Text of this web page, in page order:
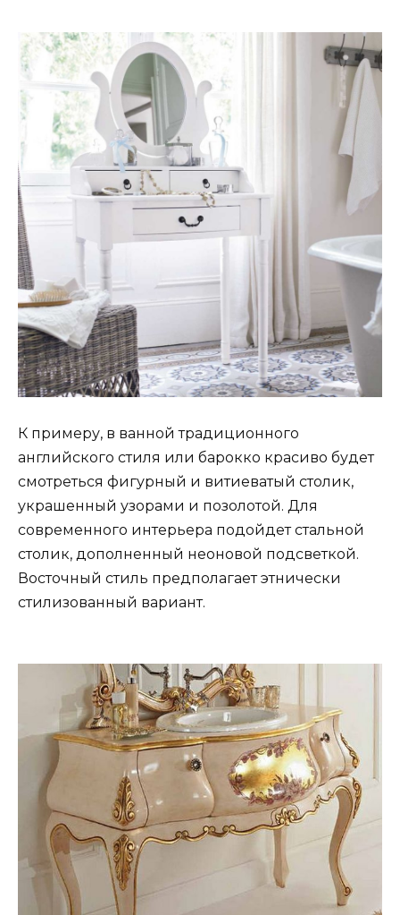
К примеру, в ванной традиционного
английского стиля или барокко красиво будет
смотреться фигурный и витиеватый столик,
украшенный узорами и позолотой. Для
современного интерьера подойдет стальной
столик, дополненный неоновой подсветкой.
Восточный стиль предполагает этнически
стилизованный вариант.